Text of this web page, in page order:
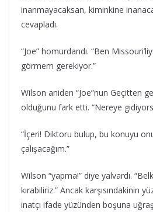
inanmayacaksan, kiminkine
cevapladı.
“Joe” homurdandı. “Ben
görmem gerekiyor.”
Wilson aniden “Joe”nun Geçitten
olduğunu fark etti. “Nereye
“İçeri! Diktoru bulup, bu konuyu
çalışacağım.”
Wilson “yapma!” diye yalvardı.
kırabiliriz.” Ancak karşısındakinin
inatçı ifade yüzünden boşuna